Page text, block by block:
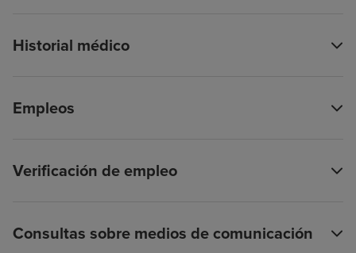
Historial médico
Empleos
Verificación de empleo
Consultas sobre medios de comunicación